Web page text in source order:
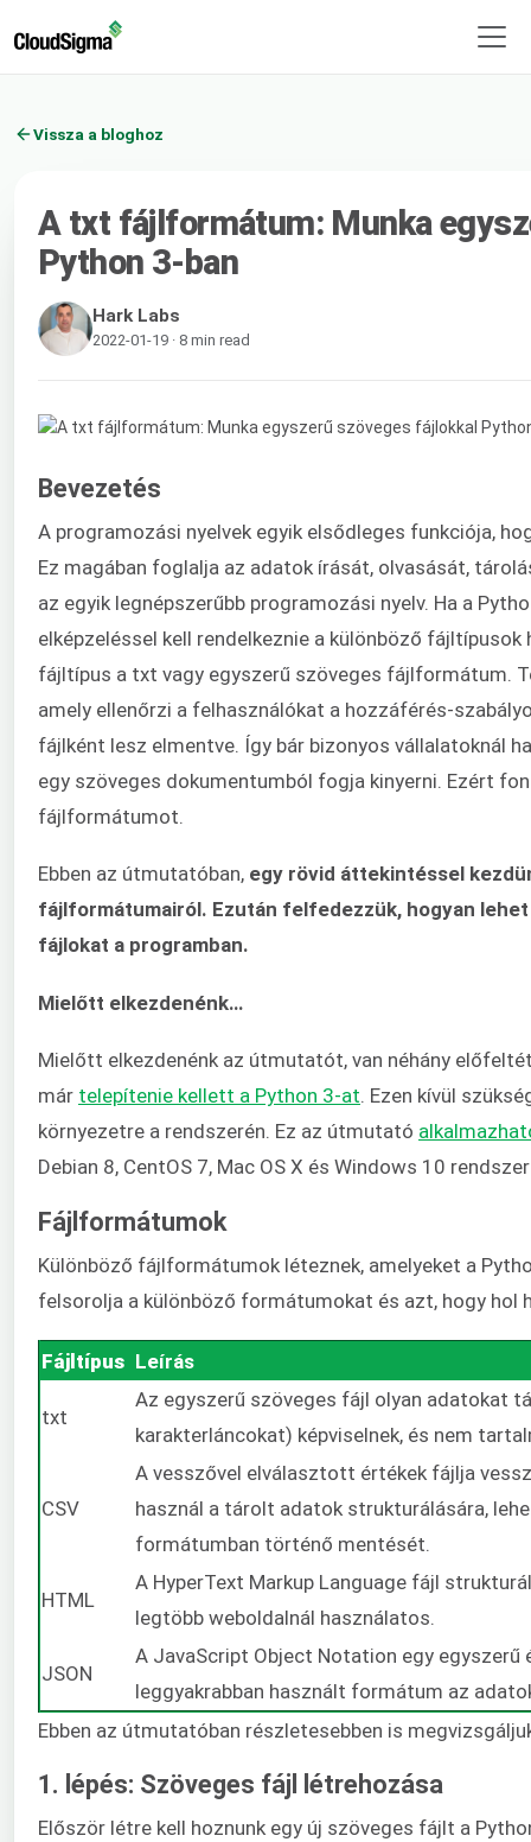
Vissza a bloghoz
A txt fájlformátum: Munka
Python 3-ban
Hark Labs
2022-01-19 · 8 min read
Bevezetés
A programozási nyelvek egyik elsődleges funkciója,
Ez magában foglalja az adatok írását, olvasását,
az egyik legnépszerűbb programozási nyelv. Ha a
elképzeléssel kell rendelkeznie a különböző
fájltípus a txt vagy egyszerű szöveges fájlformátum.
amely ellenőrzi a felhasználókat a hozzáférés-
fájlként lesz elmentve. Így bár bizonyos vállalatoknál
egy szöveges dokumentumból fogja kinyerni. Ezért
fájlformátumot.
Ebben az útmutatóban, egy rövid áttekintéssel
fájlformátumairól. Ezután felfedezzük, hogyan
fájlokat a programban.
Mielőtt elkezdenénk…
Mielőtt elkezdenénk az útmutatót, van néhány
már telepítenie kellett a Python 3-at. Ezen kívül
környezetre a rendszerén. Ez az útmutató
Debian 8, CentOS 7, Mac OS X és Windows 10
Fájlformátumok
Különböző fájlformátumok léteznek, amelyeket a
felsorolja a különböző formátumokat és azt, hogy hol
Fájltípus Leírás
txt
Az egyszerű szöveges fájl olyan adatokat
karakterláncokat) képviselnek, és nem
CSV
A vesszővel elválasztott értékek fájlja
használ a tárolt adatok strukturálására,
formátumban történő mentését.
HTML
A HyperText Markup Language fájl
legtöbb weboldalnál használatos.
JSON
A JavaScript Object Notation egy egyszerű
leggyakrabban használt formátum az
Ebben az útmutatóban részletesebben is
1. lépés: Szöveges fájl létrehozása
Először létre kell hoznunk egy új szöveges fájlt a